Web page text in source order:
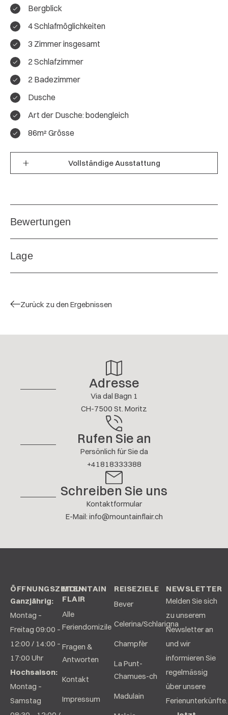
Bergblick
4 Schlafmöglichkeiten
3 Zimmer insgesamt
2 Schlafzimmer
2 Badezimmer
Dusche
Art der Dusche: bodengleich
86m² Grösse
Vollständige Ausstattung
4.7 / 5
Gesamtbewertung
39 Bewertungen
Gesamteindruck: 5
Ausstattung:4.8
Preis/Leistung:
Zurück zu den Ergebnissen
Adresse
Via dal Bagn 1
CH-7500 St. Moritz
Rufen Sie an
Persönlich für Sie da
+41818333388
Schreiben Sie uns
Kontaktformular
E-Mail: info@mountainflair.ch
ÖFFNUNGSZEITEN
Ganzjährig:
Montag –
Freitag 09:00 –
12:00 / 14:00 –
17:00 Uhr
Hochsaison:
Montag –
Samstag
MOUNTAIN
FLAIR
Alle
Feriendomizile
Fragen &
Antworten
Kontakt
Impressum
REISEZIELE
Bever
Celerina/Schlarigna
Champfèr
La Punt-
Chamues-ch
Madulain
NEWSLETTER
Melden Sie sich
zu unserem
Newsletter an
und wir
informieren Sie
regelmässig
über unsere
Ferienunterkünfte.